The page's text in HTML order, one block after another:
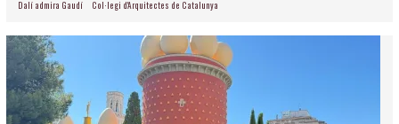
Dalí admira Gaudí Col·legi d'Arquitectes de Catalunya